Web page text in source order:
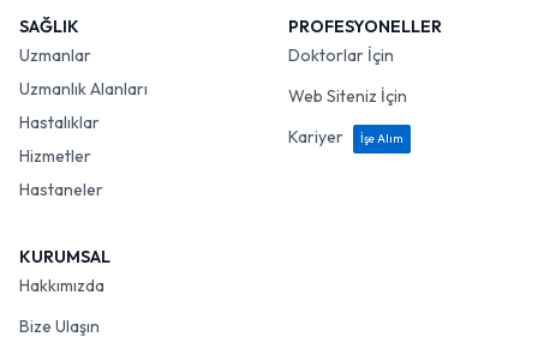
SAĞLIK
Uzmanlar
Uzmanlık Alanları
Hastalıklar
Hizmetler
Hastaneler
PROFESYONELLER
Doktorlar İçin
Web Siteniz İçin
Kariyer
İşe Alım
KURUMSAL
Hakkımızda
Bize Ulaşın